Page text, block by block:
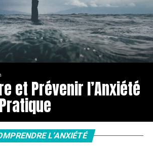
et Prévenir l’Anxiété
L’ANXIÉTÉ